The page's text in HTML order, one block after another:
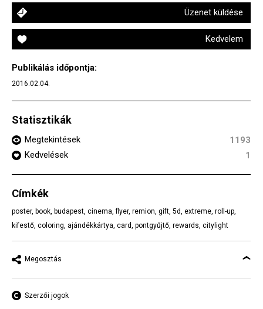
Üzenet küldése
Kedvelem
Publikálás időpontja:
2016.02.04.
Statisztikák
Megtekintések
1193
Kedvelések
1
Címkék
poster, book, budapest, cinema,flyer, remion, gift, 5d, extreme, roll-up,
kifestő, coloring, ajándékkártya, card, pontgyűjtő, rewards, citylight
Megosztás
Szerzői jogok